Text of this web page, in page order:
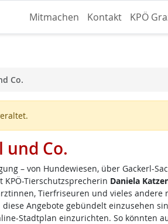
Mitmachen Kontakt KPÖ
Co.
und Co.
– von Hundewiesen, über Gackerl-
Tierschutzsprecherin Daniela
Tierfriseuren und vieles
Angebote gebündelt einzusehen
Stadtplan einzurichten. So könnten